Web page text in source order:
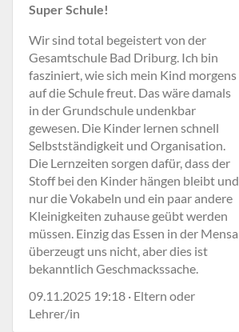
Super Schule!
Wir sind total begeistert von der
Gesamtschule Bad Driburg. Ich bin
fasziniert, wie sich mein Kind morgens
auf die Schule freut. Das wäre damals
in der Grundschule undenkbar
gewesen. Die Kinder lernen schnell
Selbstständigkeit und Organisation.
Die Lernzeiten sorgen dafür, dass der
Stoff bei den Kinder hängen bleibt und
nur die Vokabeln und ein paar andere
Kleinigkeiten zuhause geübt werden
müssen. Einzig das Essen in der Mensa
überzeugt uns nicht, aber dies ist
bekanntlich Geschmackssache.
09.11.2025 19:18 · Eltern oder
Lehrer/in